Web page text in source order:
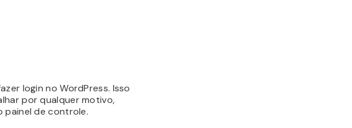
login no WordPress. Isso
por qualquer motivo,
de controle.